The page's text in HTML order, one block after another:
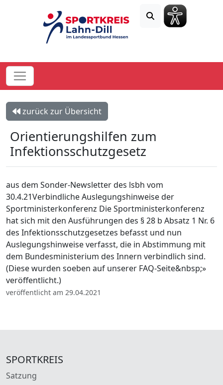
zurück zur Übersicht
Orientierungshilfen zum
Infektionsschutzgesetz
aus dem Sonder-Newsletter des lsbh vom
30.4.21Verbindliche Auslegungshinweise der
Sportministerkonferenz Die Sportministerkonferenz
hat sich mit den Ausführungen des § 28 b Absatz 1 Nr. 6
des Infektionsschutzgesetzes befasst und nun
Auslegungshinweise verfasst, die in Abstimmung mit
dem Bundesministerium des Innern verbindlich sind.
(Diese wurden soeben auf unserer FAQ-Seite&nbsp;»
veröffentlicht.)
veröffentlicht am 29.04.2021
SPORTKREIS
Satzung